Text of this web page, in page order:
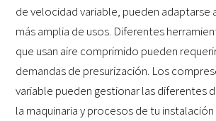
de velocidad variable, pueden adaptarse
más amplia de usos. Diferentes
que usan aire comprimido pueden
demandas de presurización. Los
variable pueden gestionar las diferentes
la maquinaria y procesos de tu